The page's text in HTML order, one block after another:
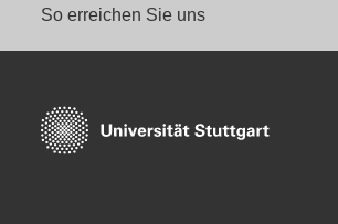
So erreichen Sie uns